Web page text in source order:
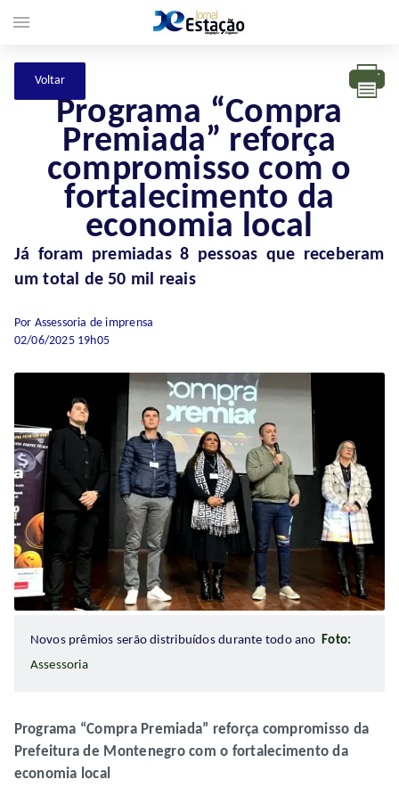
Programa “Compra
Premiada” reforça
compromisso com o
fortalecimento da
economia local
Já foram premiadas 8 pessoas que receberam
um total de 50 mil reais
Por Assessoria de imprensa
02/06/2025 19h05
Novos prêmios serão distribuídos durante todo ano Foto:
Assessoria
Programa “Compra Premiada” reforça compromisso da
Prefeitura de Montenegro com o fortalecimento da
economia local
menu